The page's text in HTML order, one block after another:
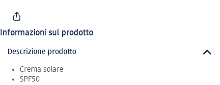
Informazioni sul prodotto
Descrizione prodotto
Crema solare
SPF50